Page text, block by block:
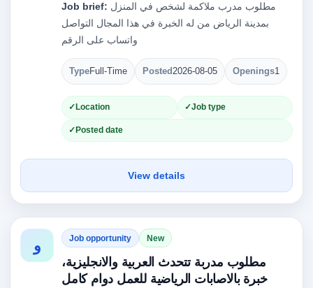
Job brief:
بمدينة الرياض من له الخبرة في هذا المجال التواصل
واتساب على الرقم
TypeFull-Time Posted2026-08-05 Openings1
Location Job type
Posted date
View details
و Job opportunity New
مطلوب مدربة تتحدث العربية والانجليزية،
خبرة بالاصابات الرياضية للعمل دوام كامل